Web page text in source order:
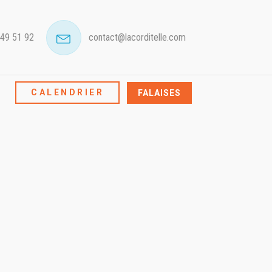
51 92 contact@lacorditelle.com
CALENDRIER FALAISES